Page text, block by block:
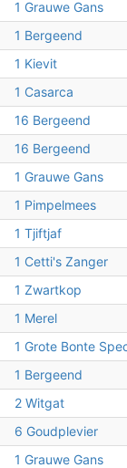
1 Grauwe Gans
1 Bergeend
1 Kievit
1 Casarca
16 Bergeend
16 Bergeend
1 Grauwe Gans
1 Pimpelmees
1 Tjiftjaf
1 Cetti's Zanger
1 Zwartkop
1 Merel
1 Grote Bonte
1 Bergeend
2 Witgat
6 Goudplevier
1 Grauwe Gans